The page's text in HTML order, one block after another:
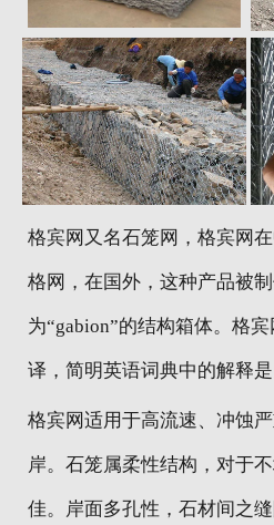
格宾网又名石笼网，格宾网
格网，在国外，这种产品被
为“gabion”的结构箱体。格
译，简明英语词典中的解释是
格宾网适用于高流速、冲蚀
岸。石笼属柔性结构，对于
佳。岸面多孔性，石材间之